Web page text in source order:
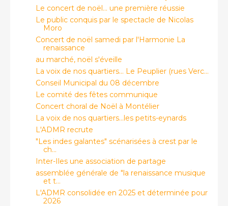
Le concert de noël... une première réussie
Le public conquis par le spectacle de Nicolas
Moro
Concert de noël samedi par l'Harmonie La
renaissance
au marché, noël s'éveille
La voix de nos quartiers... Le Peuplier (rues Verc...
Conseil Municipal du 08 décembre
Le comité des fêtes communique
Concert choral de Noël à Montélier
La voix de nos quartiers...les petits-eynards
L'ADMR recrute
"Les indes galantes" scénarisées à crest par le
ch...
Inter-Iles une association de partage
assemblée générale de "la renaissance musique
et t...
L'ADMR consolidée en 2025 et déterminée pour
2026